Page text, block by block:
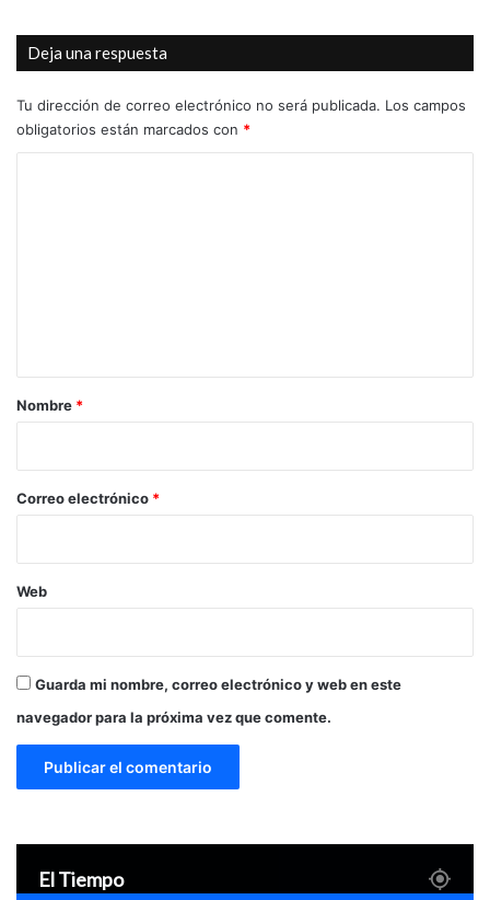
Deja una respuesta
Tu dirección de correo electrónico no será publicada. Los campos
obligatorios están marcados con *
r
*
Nombre *
Correo electrónico *
Web
Guarda mi nombre, correo electrónico y web en este
navegador para la próxima vez que comente.
El Tiempo